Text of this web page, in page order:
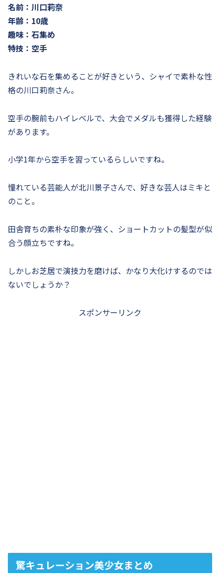
名前：川口莉奈
年齢：10歳
趣味：石集め
特技：空手
きれいな石を集めることが好きという、シャイで素朴な性
格の川口莉奈さん。
空手の腕前もハイレベルで、大会でメダルも獲得した経験
があります。
小学1年から空手を習っているらしいですね。
憧れている芸能人が北川景子さんで、好きな芸人はミキと
のこと。
田舎育ちの素朴な印象が強く、ショートカットの髪型が似
合う顔立ちですね。
しかしお芝居で演技力を磨けば、かなり大化けするのでは
ないでしょうか？
スポンサーリンク
驚キュレーション美少女まとめ